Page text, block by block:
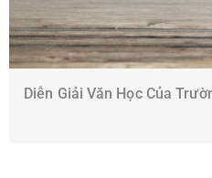
Diễn Giải Văn Học Của